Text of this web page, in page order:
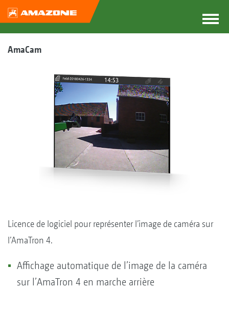
AmaCam
Licence de logiciel pour représenter l’image de caméra sur
l’AmaTron 4.
Affichage automatique de l’image de la caméra
sur l’AmaTron 4 en marche arrière